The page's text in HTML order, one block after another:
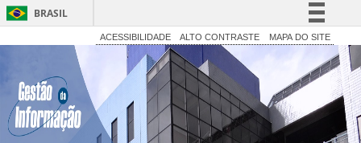
BRASIL
Simplifique!
Comunica BR
Participe
Acesso à informação
Legislação
ACESSIBILIDADE ALTO CONTRASTE MAPA DO SITE